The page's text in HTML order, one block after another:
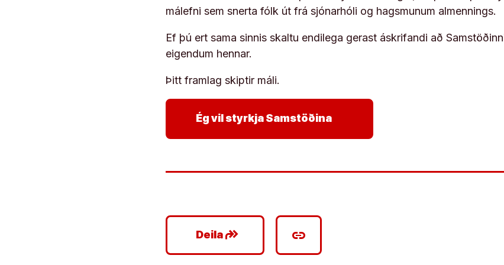
málefni sem snerta fólk út frá sjónarhóli og hagsmunum almennings.
Ef þú ert sama sinnis skaltu endilega gerast áskrifandi að
eigendum hennar.
Þitt framlag skiptir máli.
Ég vil styrkja Samstöðina
Deilagoogle_plus_reshare link